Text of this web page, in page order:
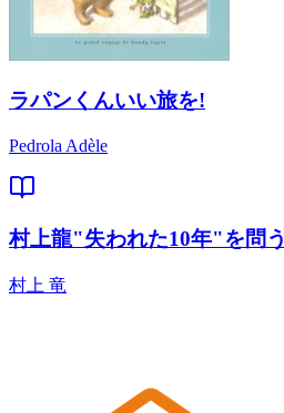
ラパンくんいい旅を!
Pedrola Adèle
村上龍"失われた10年"を問う
村上 竜